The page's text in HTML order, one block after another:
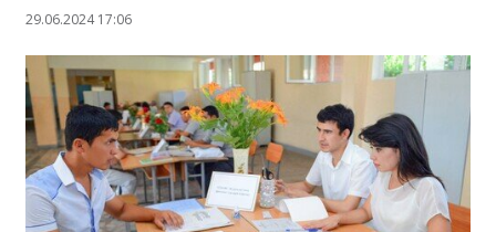
29.06.2024 17:06